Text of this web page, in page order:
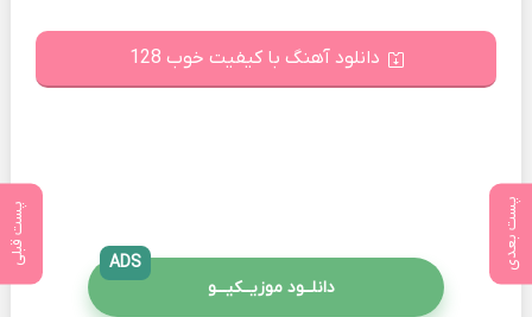
پست بعدی پست قبلی
دانلود آهنگ با کیفیت خوب 128
دانلــود موزیــکیـــو
ADS